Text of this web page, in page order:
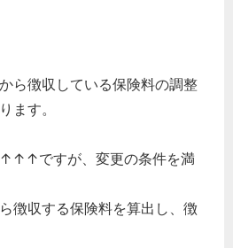
ら徴収している保険料の調整
ます。
ですが、変更の条件を満
徴収する保険料を算出し、徴